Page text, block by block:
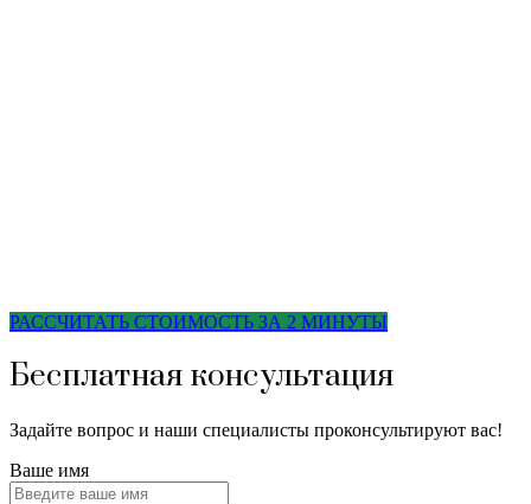
РАССЧИТАТЬ СТОИМОСТЬ ЗА 2 МИНУТЫ
Бесплатная консультация
Задайте вопрос и наши специалисты проконсультируют вас!
Ваше имя